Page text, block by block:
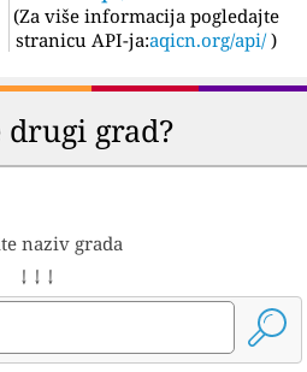
(Za više informacija pogledajte
stranicu API-ja:aqicn.org/api/ )
grad?
naziv grada
↓ ↓ ↓